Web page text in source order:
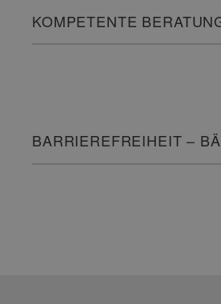
KOMPETENTE
BARRIEREFREIHEIT –